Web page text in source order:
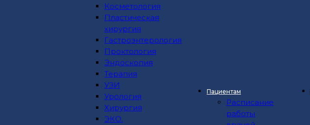
Косметология
Пластическая
хирургия
Гастроэнтерология
Проктология
Эндоскопия
Терапия
УЗИ
Урология
Хирургия
ЭКО.
Пациентам
Расписание
работы
Для взрослых
Андрология
Гинекология
Ведение беременности
Дерматовенеролог
Косметология
Пластическая хирургия
Гастроэнтерология
Проктология
Эндоскопия